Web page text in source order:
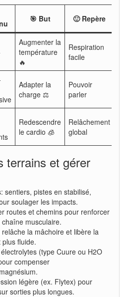
🎯 But 🙂 Repère
Augmenter la
température
🔥
Respiration
facile
Adapter la
charge ⚖️
Pouvoir
parler
Redescendre
le cardio 🧊
Relâchement
global
terrains et gérer
sentiers, pistes en stabilisé,
soulager les impacts.
routes et chemins pour renforcer
musculaire.
la mâchoire et libère la
fluide.
(type Cuure ou H2O
compenser
légère (ex. Flytex) pour
sorties plus longues.